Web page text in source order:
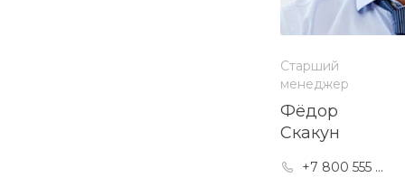
Старший
менеджер
Фёдор
Скакун
+7 800 555 7